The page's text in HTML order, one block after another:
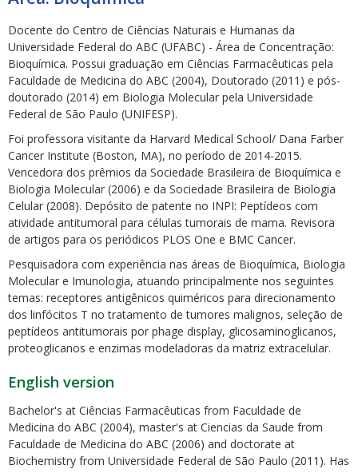
Docente do Centro de Ciências Naturais e Humanas da
Universidade Federal do ABC (UFABC) - Área de Concentração:
Bioquímica. Possui graduação em Ciências Farmacêuticas pela
Faculdade de Medicina do ABC (2004), Doutorado (2011) e pós-
doutorado (2014) em Biologia Molecular pela Universidade
Federal de São Paulo (UNIFESP).
Foi professora visitante da Harvard Medical School/ Dana Farber
Cancer Institute (Boston, MA), no período de 2014-2015.
Vencedora dos prêmios da Sociedade Brasileira de Bioquímica e
Biologia Molecular (2006) e da Sociedade Brasileira de Biologia
Celular (2008). Depósito de patente no INPI: Peptídeos com
atividade antitumoral para células tumorais de mama. Revisora
de artigos para os periódicos PLOS One e BMC Cancer.
Pesquisadora com experiência nas áreas de Bioquímica, Biologia
Molecular e Imunologia, atuando principalmente nos seguintes
temas: receptores antigênicos quiméricos para direcionamento
dos linfócitos T no tratamento de tumores malignos, seleção de
peptídeos antitumorais por phage display, glicosaminoglicanos,
proteoglicanos e enzimas modeladoras da matriz extracelular.
English version
Bachelor's at Ciências Farmacêuticas from Faculdade de
Medicina do ABC (2004), master's at Ciencias da Saude from
Faculdade de Medicina do ABC (2006) and doctorate at
Biochemistry from Universidade Federal de São Paulo (2011). Has